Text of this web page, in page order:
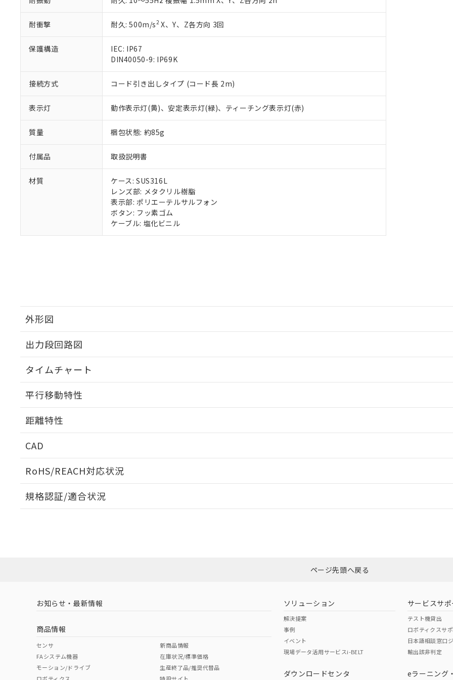
耐衝撃 耐久: 500m/s2X、Y、Z各方向 3回
保護構造
IEC: IP67
DIN40050-9: IP69K
接続方式 コード引き出しタイプ (コード長 2m)
表示灯 動作表示灯(黄)、安定表示灯(緑)、ティーチング表示灯(赤)
質量 梱包状態: 約85g
付属品 取扱説明書
材質
ケース: SUS316L
レンズ部: メタクリル樹脂
表示部: ポリエーテルサルフォン
ボタン: フッ素ゴム
ケーブル: 塩化ビニル
外形図
出力段回路図
タイムチャート
平行移動特性
距離特性
CAD
RoHS/REACH対応状況
EU RoHS 注意事項・凡例
ダウンロードはこちら
中国 RoHS 注意事項・凡例
中国 RoHS表
Pb Hg Cr(VI)
規格認証/適合状況
51物質の非含有証明書（当社基準）
※本証明書は発行日時点で非含有を証明するもので、過去に遡って非含有を証明するも
また、RoHS指令のフタル酸エステル類４物質の対応では、対応完了までの期間は出
混在することから備考欄に対応日を記載しておりました。
り割愛しております。
ページ先頭へ戻る
お知らせ・最新情報
商品情報
センサ
FAシステム機器
モーション/ドライブ
新商品情報
在庫状況/標準価格
生産終了品/推奨代替品
ソリューション
解決提案
事例
イベント
現場データ活用サービスi-BELT
ダウンロードセンタ
サービスサポ
テスト機貸出
ロボティクスサ
日本語相談窓口
輸出該非判定
eラーニング